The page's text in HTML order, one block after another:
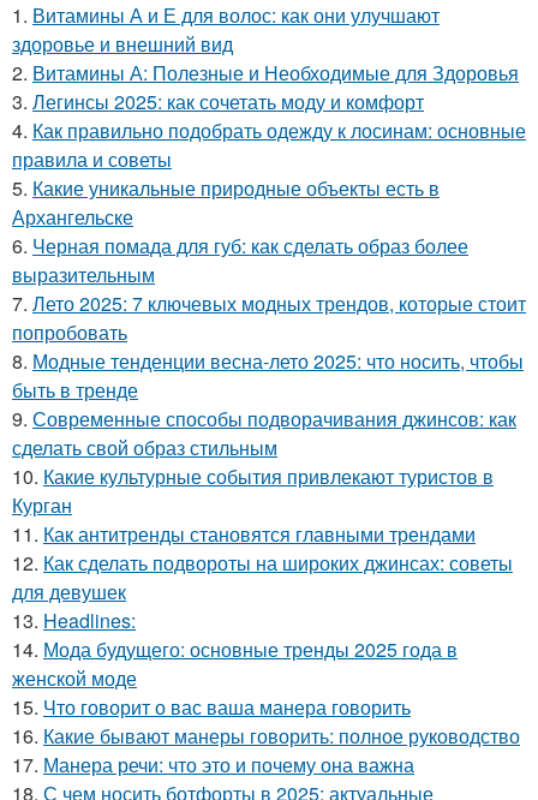
1. Витамины А и Е для волос: как они улучшают
здоровье и внешний вид
2. Витамины А: Полезные и Необходимые для Здоровья
3. Легинсы 2025: как сочетать моду и комфорт
4. Как правильно подобрать одежду к лосинам: основные
правила и советы
5. Какие уникальные природные объекты есть в
Архангельске
6. Черная помада для губ: как сделать образ более
выразительным
7. Лето 2025: 7 ключевых модных трендов, которые стоит
попробовать
8. Модные тенденции весна-лето 2025: что носить, чтобы
быть в тренде
9. Современные способы подворачивания джинсов: как
сделать свой образ стильным
10. Какие культурные события привлекают туристов в
Курган
11. Как антитренды становятся главными трендами
12. Как сделать подвороты на широких джинсах: советы
для девушек
13. Headlines:
14. Мода будущего: основные тренды 2025 года в
женской моде
15. Что говорит о вас ваша манера говорить
16. Какие бывают манеры говорить: полное руководство
17. Манера речи: что это и почему она важна
18. С чем носить ботфорты в 2025: актуальные